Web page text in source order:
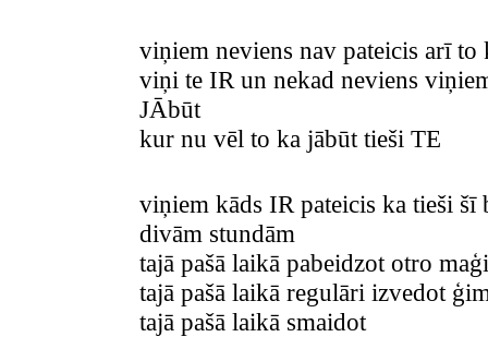
viņiem neviens nav pateicis arī
viņi te IR un nekad neviens
JĀbūt
kur nu vēl to ka jābūt tieši TE
viņiem kāds IR pateicis ka tieši šī
divām stundām
tajā pašā laikā pabeidzot otro
tajā pašā laikā regulāri izvedot
tajā pašā laikā smaidot